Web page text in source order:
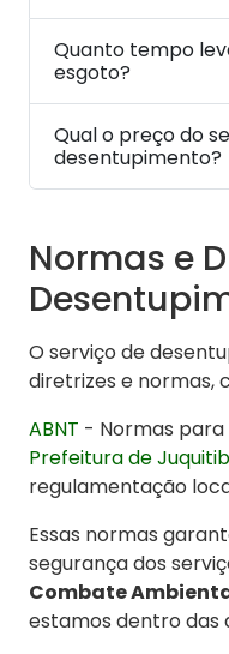
Quanto tempo
esgoto?
Qual o preço do
desentupimento?
Normas e
O serviço de
diretrizes e normas,
ABNT - Normas para
Prefeitura de
regulamentação
Essas normas
segurança dos
Combate
estamos dentro das